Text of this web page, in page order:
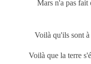
Mars n'a pas fait
Voilà qu'ils sont
Voilà que la terre